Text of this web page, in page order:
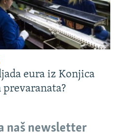
eura iz Konjica
prevaranata?
naš newsletter